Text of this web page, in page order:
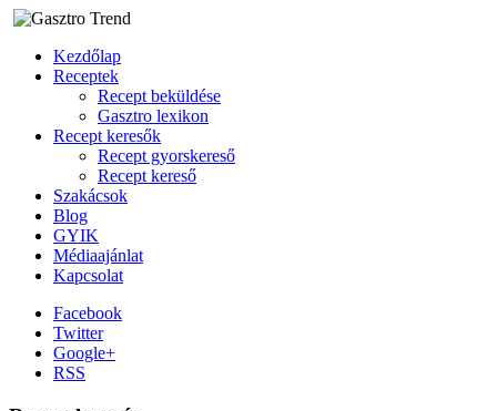
Kezdőlap
Receptek
Recept beküldése
Gasztro lexikon
Recept keresők
Recept gyorskereső
Recept kereső
Szakácsok
Blog
GYIK
Médiaajánlat
Kapcsolat
Facebook
Twitter
Google+
RSS